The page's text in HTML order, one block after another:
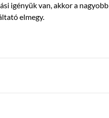
igényük van, akkor a nagyobb
elmegy.